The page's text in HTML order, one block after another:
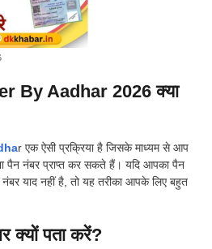
By Aadhar 2026क्या
r एक ऐसी प्रक्रिया है जिसके माध्यम से आप
पैन नंबर प्राप्त कर सकते हैं। यदि आपका पैन
याद नहीं है, तो यह तरीका आपके लिए बहुत
क्यों पता करें?